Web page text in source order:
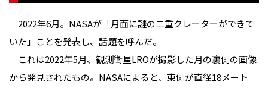
2022年6月。NASAが「月面に謎の二重クレーターができて
いた」ことを発表し、話題を呼んだ。
これは2022年5月、観測衛星LROが撮影した月の裏側の画像
から発見されたもの。NASAによると、東側が直径18メート